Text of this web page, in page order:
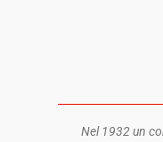
Nel 1932 un